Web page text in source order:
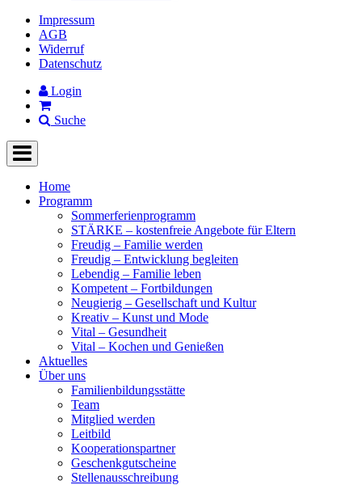
Impressum
AGB
Widerruf
Datenschutz
Login
Suche
Home
Programm
Sommerferienprogramm
STÄRKE – kostenfreie Angebote für Eltern
Freudig – Familie werden
Freudig – Entwicklung begleiten
Lebendig – Familie leben
Kompetent – Fortbildungen
Neugierig – Gesellschaft und Kultur
Kreativ – Kunst und Mode
Vital – Gesundheit
Vital – Kochen und Genießen
Aktuelles
Über uns
Familienbildungsstätte
Team
Mitglied werden
Leitbild
Kooperationspartner
Geschenkgutscheine
Stellenausschreibung